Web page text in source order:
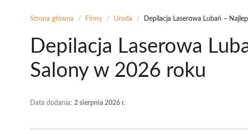
Strona główna / Firmy / Uroda / Depilacja Laserowa Lubań –
Depilacja Laserowa
Salony w 2026 roku
Data dodania: 2 sierpnia 2026 r.